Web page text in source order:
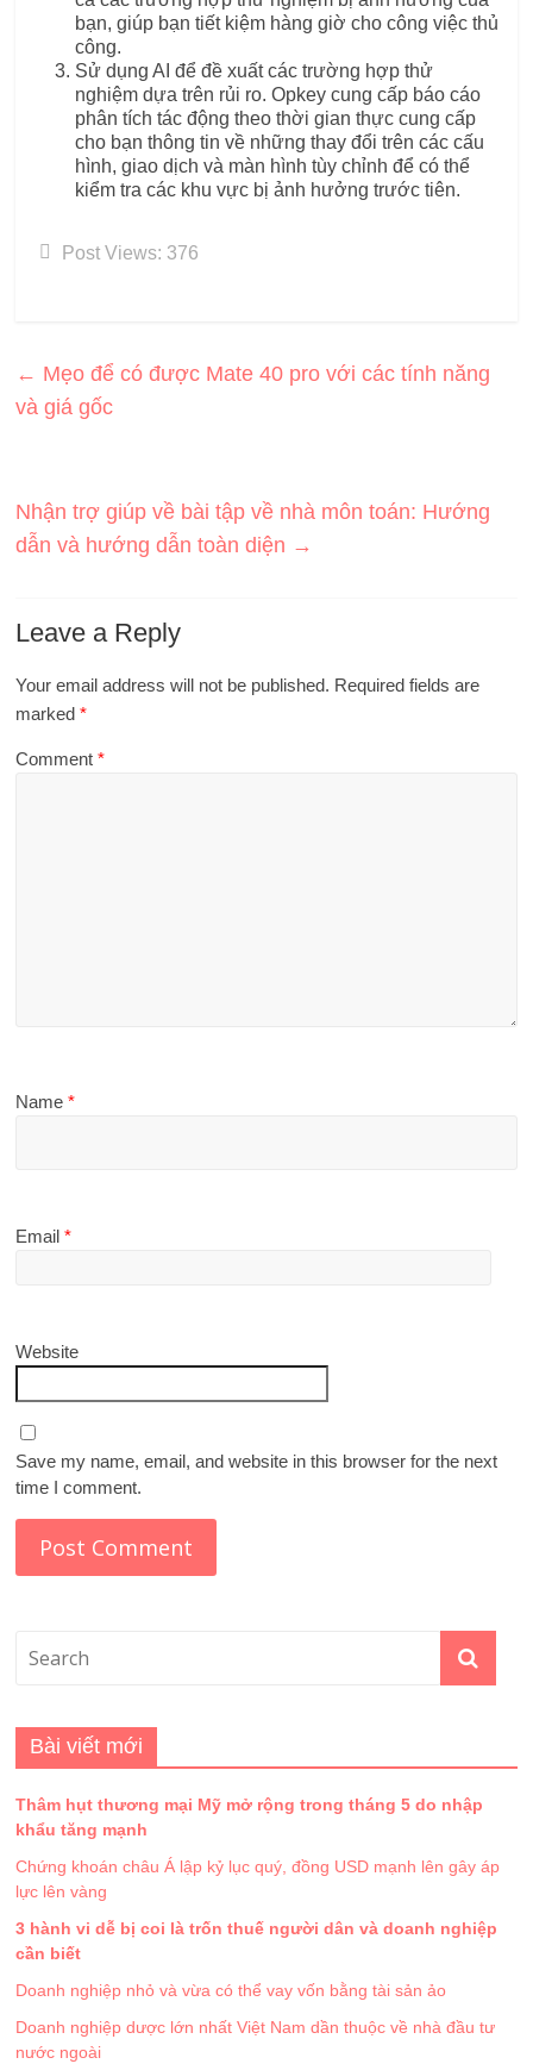
bạn, giúp bạn tiết kiệm hàng giờ cho công việc thủ
công.
Sử dụng AI để đề xuất các trường hợp thử
nghiệm dựa trên rủi ro. Opkey cung cấp báo cáo
phân tích tác động theo thời gian thực cung cấp
cho bạn thông tin về những thay đổi trên các cấu
hình, giao dịch và màn hình tùy chỉnh để có thể
kiểm tra các khu vực bị ảnh hưởng trước tiên.
Post Views: 376
← Mẹo để có được Mate 40 pro với các tính năng
và giá gốc
Nhận trợ giúp về bài tập về nhà môn toán: Hướng
dẫn và hướng dẫn toàn diện →
Leave a Reply
Your email address will not be published. Required fields are
marked*
Comment*
Name*
Email*
Website
Save my name, email, and website in this browser for the next
time I comment.
Bài viết mới
Thâm hụt thương mại Mỹ mở rộng trong tháng 5 do nhập
khẩu tăng mạnh
Chứng khoán châu Á lập kỷ lục quý, đồng USD mạnh lên gây áp
lực lên vàng
3 hành vi dễ bị coi là trốn thuế người dân và doanh nghiệp
cần biết
Doanh nghiệp nhỏ và vừa có thể vay vốn bằng tài sản ảo
Doanh nghiệp dược lớn nhất Việt Nam dần thuộc về nhà đầu tư
nước ngoài